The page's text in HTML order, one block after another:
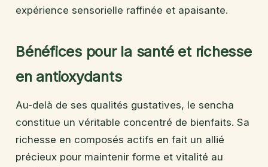
expérience sensorielle raffinée et apaisante.
Bénéfices pour la santé et richesse
en antioxydants
Au-delà de ses qualités gustatives, le sencha
constitue un véritable concentré de bienfaits. Sa
richesse en composés actifs en fait un allié
précieux pour maintenir forme et vitalité au